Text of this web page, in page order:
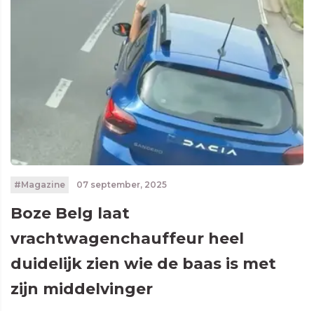
#Magazine 07 september, 2025
Boze Belg laat
vrachtwagenchauffeur heel
duidelijk zien wie de baas is met
zijn middelvinger